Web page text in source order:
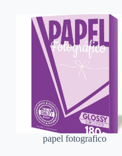
papel fotografico